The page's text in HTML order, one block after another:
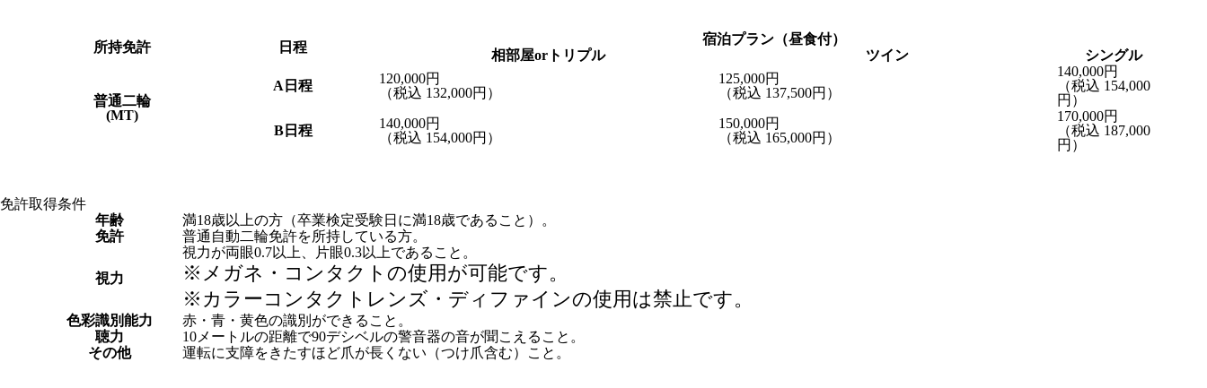
所持免許 日程
宿泊プラン（昼食付）
相部屋orトリプル
ツイン シングル
普通二輪
(MT)
A日程 120,000円
（税込 132,000円）
125,000円
（税込 137,500円）
140,000円
（税込 154,000
円）
B日程
140,000円
（税込 154,000円）
150,000円
（税込 165,000円）
170,000円
（税込 187,000
円）
免許取得条件
年齢
満18歳以上の方（卒業検定受験日に満18歳であること）。
免許
普通自動二輪免許を所持している方。
視力
視力が両眼0.7以上、片眼0.3以上であること。
※メガネ・コンタクトの使用が可能です。
※カラーコンタクトレンズ・ディファインの使用は禁止です。
色彩識別能力
赤・青・黄色の識別ができること。
聴力
10メートルの距離で90デシベルの警音器の音が聞こえること。
その他
運転に支障をきたすほど爪が長くない（つけ爪含む）こと。